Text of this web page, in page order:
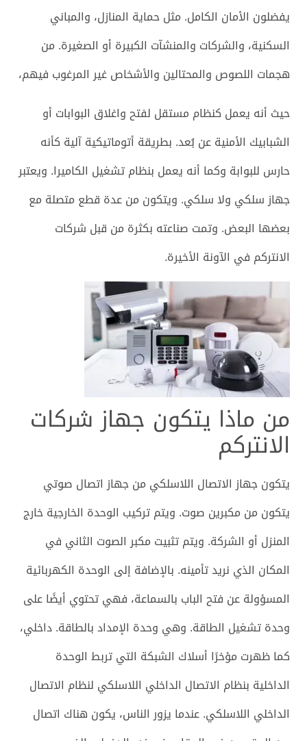
يفضلون الأمان الكامل. مثل حماية المنازل، والمباني
السكنية، والشركات والمنشآت الكبيرة أو الصغيرة. من
هجمات اللصوص والمحتالين والأشخاص غير المرغوب فيهم،
حيث أنه يعمل كنظام مستقل لفتح واغلاق البوابات أو
الشبابيك الأمنية عن بُعد. بطريقة أتوماتيكية آلية كأنه
حارس للبوابة وكما أنه يعمل بنظام تشغيل الكاميرا. ويعتبر
جهاز سلكي ولا سلكي. ويتكون من عدة قطع متصلة مع
بعضها البعض. وتمت صناعته بكثرة من قبل شركات
الانتركم في الآونة الأخيرة.
من ماذا يتكون جهاز شركات
الانتركم
يتكون جهاز الاتصال اللاسلكي من جهاز اتصال صوتي
يتكون من مكبرين صوت. ويتم تركيب الوحدة الخارجية خارج
المنزل أو الشركة. ويتم تثبيت مكبر الصوت الثاني في
المكان الذي نريد تأمينه. بالإضافة إلى الوحدة الكهربائية
المسؤولة عن فتح الباب بالسماعة، فهي تحتوي أيضًا على
وحدة تشغيل الطاقة. وهي وحدة الإمداد بالطاقة. داخلي،
كما ظهرت مؤخرًا أسلاك الشبكة التي تربط الوحدة
الداخلية بنظام الاتصال الداخلي اللاسلكي لنظام الاتصال
الداخلي اللاسلكي. عندما يزور الناس، يكون هناك اتصال